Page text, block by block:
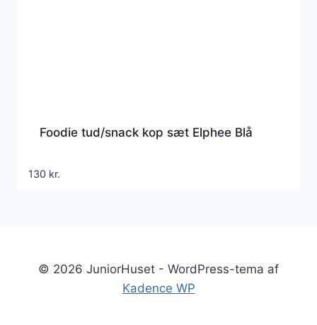
Foodie tud/snack kop sæt Elphee Blå
130 kr.
© 2026 JuniorHuset - WordPress-tema af
Kadence WP